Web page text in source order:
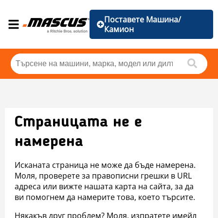
Поставете Машина/
Камион
Страницата не е
намерена
Исканата страница не може да бъде намерена.
Моля, проверете за правописни грешки в URL
адреса или вижте нашата карта на сайта, за да
ви помогнем да намерите това, което търсите.
Някакъв друг проблем? Моля, изпратете имейл